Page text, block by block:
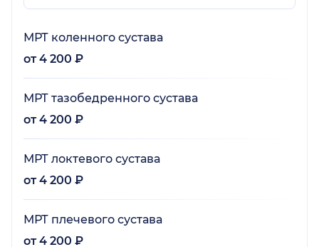
МРТ коленного сустава
от 4 200 ₽
МРТ тазобедренного сустава
от 4 200 ₽
МРТ локтевого сустава
от 4 200 ₽
МРТ плечевого сустава
от 4 200 ₽